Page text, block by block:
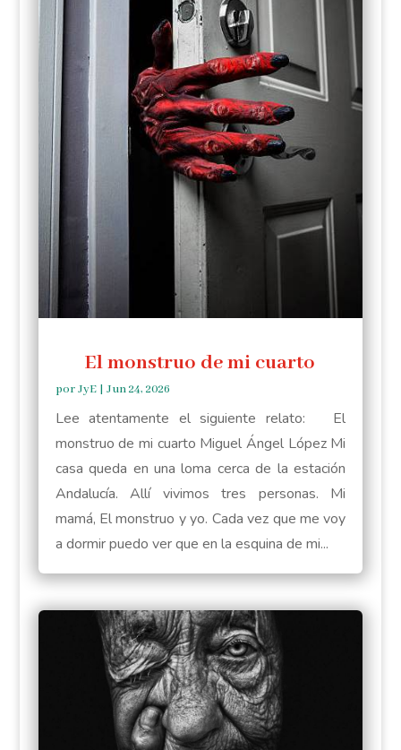
El monstruo de mi cuarto
porJyE| Jun 24, 2026
Lee atentamente el siguiente relato: El
monstruo de mi cuarto Miguel Ángel López Mi
casa queda en una loma cerca de la estación
Andalucía. Allí vivimos tres personas. Mi
mamá, El monstruo y yo. Cada vez que me voy
a dormir puedo ver que en la esquina de mi...